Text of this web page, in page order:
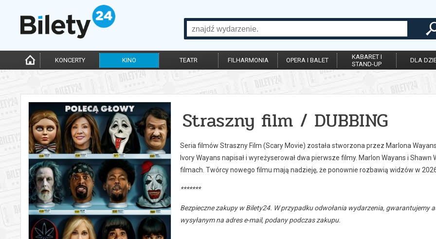
KONCERTY KINO TEATR FILHARMONIA OPERA I BALET
KABARET I
STAND-UP
DLA
Straszny film / DUBBING
Seria filmów Straszny Film (Scary Movie) została stworzona przez Marlona
Ivory Wayans napisał i wyreżyserował dwa pierwsze filmy. Marlon Wayans i
filmach. Twórcy nowego filmu mają nadzieję, że ponownie rozbawią widzów w
*******
Bezpieczne zakupy w Bilety24. W przypadku odwołania wydarzenia,
wysyłanym na adres e-mail, podany podczas zakupu.